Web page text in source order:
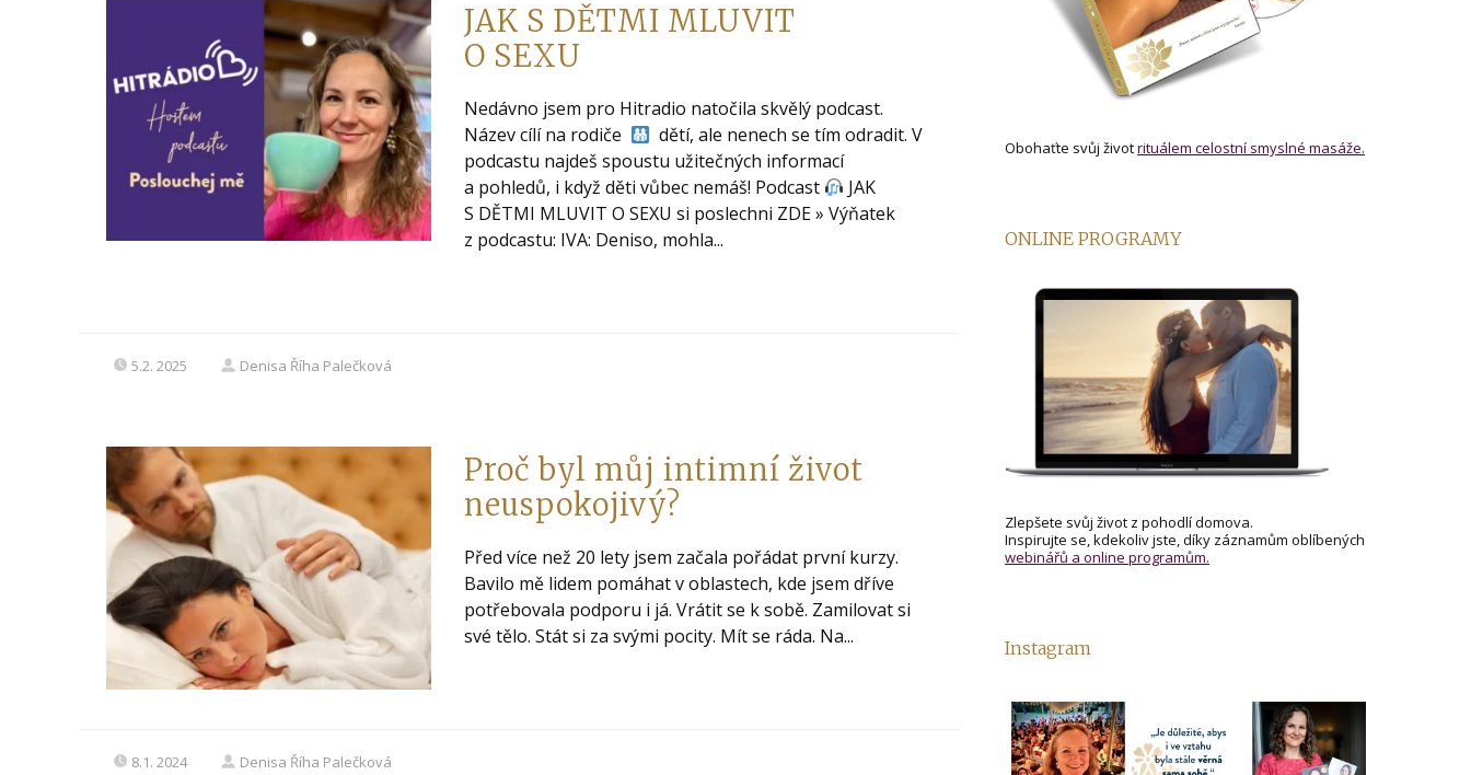
JAK S DĚTMI MLUVIT
O SEXU
Nedávno jsem pro Hitradio natočila skvělý podcast.
Název cílí na rodiče
dětí, ale nenech se tím odradit. V
podcastu najdeš spoustu užitečných informací
a pohledů, i když děti vůbec nemáš! Podcast
JAK
S DĚTMI MLUVIT O SEXU si poslechni ZDE » Výňatek
z podcastu: IVA: Deniso, mohla...
5.2. 2025 Denisa Říha Palečková
Proč byl můj intimní život
neuspokojivý?
Před více než 20 lety jsem začala pořádat první kurzy.
Bavilo mě lidem pomáhat v oblastech, kde jsem dříve
potřebovala podporu i já. Vrátit se k sobě. Zamilovat si
své tělo. Stát si za svými pocity. Mít se ráda. Na...
8.1. 2024 Denisa Říha Palečková
Obohaťte svůj životrituálem celostní smyslné masáže.
ONLINE PROGRAMY
Zlepšete svůj život z pohodlí domova.
Inspirujte se, kdekoliv jste, díky záznamům oblíbených
webinářů a online programům.
Instagram